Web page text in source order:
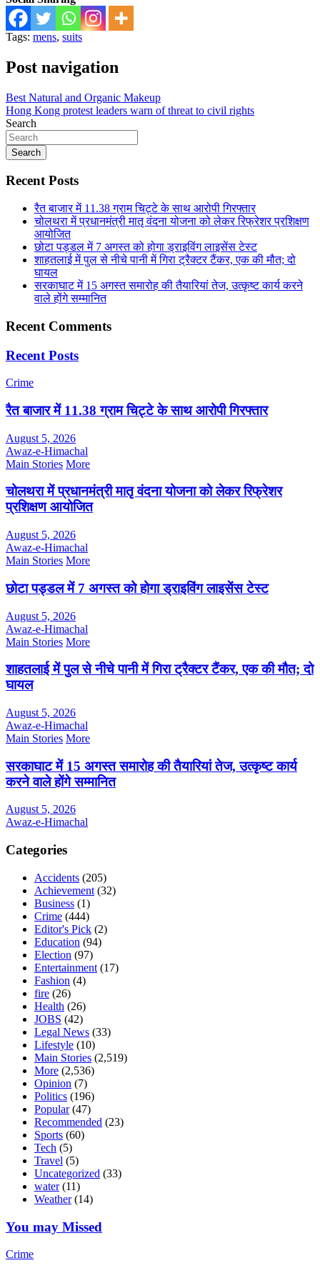
Tags: mens, suits
Post navigation
Best Natural and Organic Makeup
Hong Kong protest leaders warn of threat to civil rights
Search
Search
Recent Posts
रैत बाजार में 11.38 ग्राम चिट्टे के साथ आरोपी गिरफ्तार
चोलथरा में प्रधानमंत्री मातृ वंदना योजना को लेकर रिफ्रेशर प्रशिक्षण
आयोजित
छोटा पड्डल में 7 अगस्त को होगा ड्राइविंग लाइसेंस टेस्ट
शाहतलाई में पुल से नीचे पानी में गिरा ट्रैक्टर टैंकर, एक की मौत; दो
घायल
सरकाघाट में 15 अगस्त समारोह की तैयारियां तेज, उत्कृष्ट कार्य करने
वाले होंगे सम्मानित
Recent Comments
Recent Posts
Crime
रैत बाजार में 11.38 ग्राम चिट्टे के साथ आरोपी गिरफ्तार
August 5, 2026
Awaz-e-Himachal
Main Stories More
चोलथरा में प्रधानमंत्री मातृ वंदना योजना को लेकर रिफ्रेशर
प्रशिक्षण आयोजित
August 5, 2026
Awaz-e-Himachal
Main Stories More
छोटा पड्डल में 7 अगस्त को होगा ड्राइविंग लाइसेंस टेस्ट
August 5, 2026
Awaz-e-Himachal
Main Stories More
शाहतलाई में पुल से नीचे पानी में गिरा ट्रैक्टर टैंकर, एक की मौत; दो
घायल
August 5, 2026
Awaz-e-Himachal
Main Stories More
सरकाघाट में 15 अगस्त समारोह की तैयारियां तेज, उत्कृष्ट कार्य
करने वाले होंगे सम्मानित
August 5, 2026
Awaz-e-Himachal
Categories
Accidents (205)
Achievement (32)
Business (1)
Crime (444)
Editor's Pick (2)
Education (94)
Election (97)
Entertainment (17)
Fashion (4)
fire (26)
Health (26)
JOBS (42)
Legal News (33)
Lifestyle (10)
Main Stories (2,519)
More (2,536)
Opinion (7)
Politics (196)
Popular(47)
Recommended (23)
Sports (60)
Tech (5)
Travel (5)
Uncategorized (33)
water(11)
Weather(14)
You may Missed
Crime